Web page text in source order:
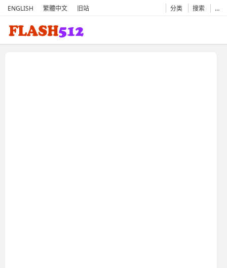
ENGLISH 繁體中文 旧站 分类 搜索 …